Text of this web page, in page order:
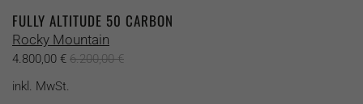
FULLY ALTITUDE 50 CARBON
Rocky Mountain
4.800,00 € 6.200,00€
inkl. MwSt.